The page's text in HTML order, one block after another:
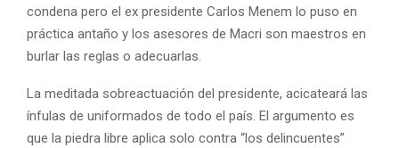
condena pero el ex presidente Carlos Menem lo puso en
práctica antaño y los asesores de Macri son maestros en
burlar las reglas o adecuarlas.
La meditada sobreactuación del presidente, acicateará las
ínfulas de uniformados de todo el país. El argumento es
que la piedra libre aplica solo contra “los delincuentes”